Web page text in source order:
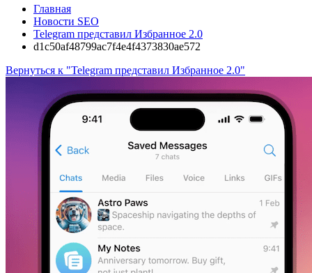
Главная
Новости SEO
Telegram представил Избранное 2.0
d1c50af48799ac7f4e4f4373830ae572
Вернуться к "Telegram представил Избранное 2.0"